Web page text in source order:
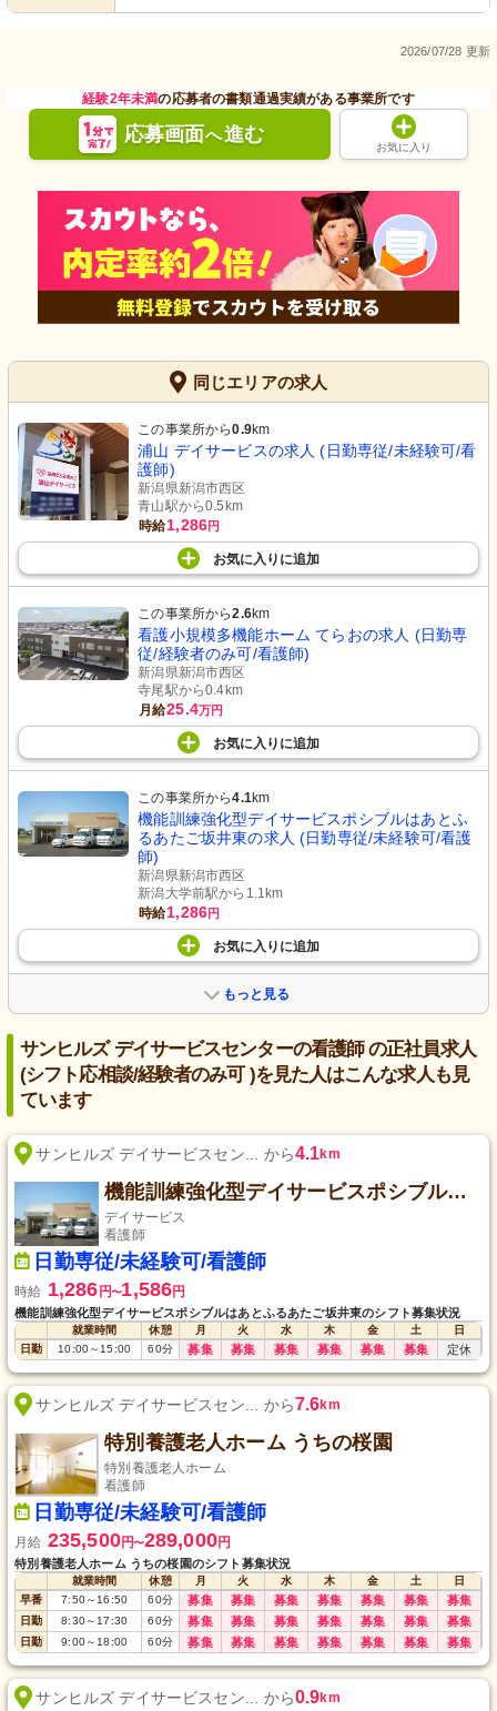
2026/07/28 更新
経験2年未満の応募者の書類通過実績がある事業所です
応募画面へ進む
お気に入り
同じエリアの求人
この事業所から0.9km
浦山 デイサービスの求人 (日勤専従/未経験可/看
護師)
新潟県新潟市西区
青山駅から0.5km
時給1,286円
お気に入り に追加
この事業所から2.6km
看護小規模多機能ホーム てらおの求人 (日勤専
従/経験者のみ可/看護師)
新潟県新潟市西区
寺尾駅から0.4km
月給25.4万円
お気に入り に追加
この事業所から4.1km
機能訓練強化型デイサービスポシブルはあとふ
るあたご坂井東の求人 (日勤専従/未経験可/看護
師)
新潟県新潟市西区
新潟大学前駅から1.1km
時給1,286円
お気に入り に追加
もっと見る
サンヒルズ デイサービスセンターの看護師 の正社員求人
(シフト応相談/経験者のみ可 )を見た人はこんな求人も見
ています
サンヒルズ デイサービスセン... から4.1km
機能訓練強化型デイサービスポシブルはあとふるあたご坂井東
デイサービス
看護師
日勤専従/未経験可/看護師
時給 1,286 円〜1,586円
機能訓練強化型デイサービスポシブルはあとふるあたご坂井東のシフト募集状況
就業時間 休憩 月 火 水 木 金 土
日
日勤
10:00～15:00 60分 募集 募集 募集 募集 募集 募集 定休
サンヒルズ デイサービスセン... から7.6km
特別養護老人ホーム うちの桜園
特別養護老人ホーム
看護師
日勤専従/未経験可/看護師
月給 235,500円〜289,000円
特別養護老人ホーム うちの桜園のシフト募集状況
就業時間 休憩 月 火 水 木 金 土
日
早番
7:50～16:50 60分 募集 募集 募集 募集 募集 募集 募集
日勤 8:30～17:30 60分 募集 募集 募集 募集 募集 募集 募集
日勤 9:00～18:00 60分 募集 募集 募集 募集 募集 募集 募集
サンヒルズ デイサービスセン... から0.9km